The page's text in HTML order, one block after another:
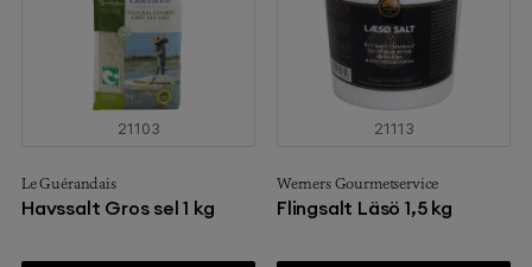
21103
Le Guérandais
Havssalt Gros sel 1 kg
21113
Werners Gourmetservice
Flingsalt Läsö 1,5 kg